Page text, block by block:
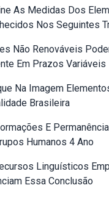
As Medidas Dos
Nos Seguintes
Não Renováveis
Em Prazos Variáveis
Na Imagem
Brasileira
E
Humanos 4 Ano
Linguísticos
Essa Conclusão